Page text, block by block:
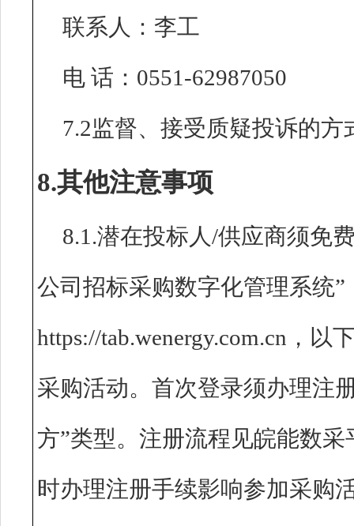
联系人：李工
电 话：0551-62987050
7.2监督、接受质疑投诉的方
8.其他注意事项
8.1.潜在投标人/供应商须免
公司招标采购数字化管理系统”
https://tab.wenergy.com.cn，
采购活动。首次登录须办理注
方”类型。注册流程见皖能数
时办理注册手续影响参加采购